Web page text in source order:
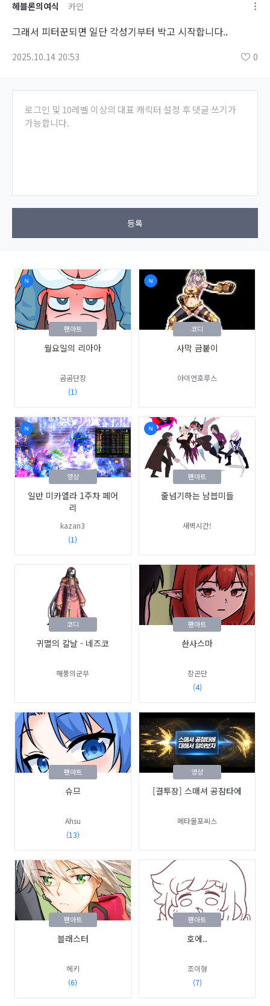
헤블론의여식 카인
그래서 피터꾼되면 일단 각성기부터 박고 시작합니다..
2025.10.14 20:53 0
로그인 및 10레벨 이상의 대표 캐릭터 설정 후 댓글 쓰기가
가능합니다.
등록
월요일의 리아아
곰곰단장
(1)
팬아트
사막 금붙이
아이언호루스
코디
일반 미카엘라 1주차 페어
리
kazan3
(1)
영상
줄넘기하는 남븝미들
새벽시간!
팬아트
귀멸의 칼날 - 네즈코
해풍의군무
코디
솬사스마
장곤단
(4)
팬아트
슈므
Ahsu
(13)
팬아트
[결투장] 스매셔 공참타에
메타몰포씨스
영상
블래스터
헤키
(6)
팬아트
호에..
조이형
(7)
팬아트